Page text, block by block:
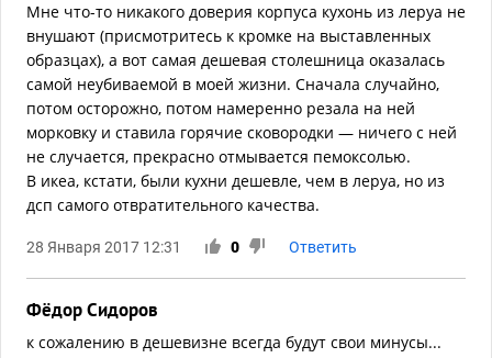
Мне что-то никакого доверия корпуса кухонь из леруа не
внушают (присмотритесь к кромке на выставленных
образцах), а вот самая дешевая столешница оказалась
самой неубиваемой в моей жизни. Сначала случайно,
потом осторожно, потом намеренно резала на ней
морковку и ставила горячие сковородки — ничего с ней
не случается, прекрасно отмывается пемоксолью.
В икеа, кстати, были кухни дешевле, чем в леруа, но из
дсп самого отвратительного качества.
28 Января 2017 12:31 0 Ответить
Фёдор Сидоров
к сожалению в дешевизне всегда будут свои минусы...